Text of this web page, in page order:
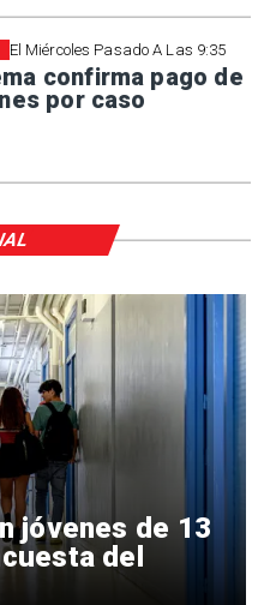
El Miércoles Pasado A Las 9:35
confirma pago de
por caso
jóvenes de 13
del